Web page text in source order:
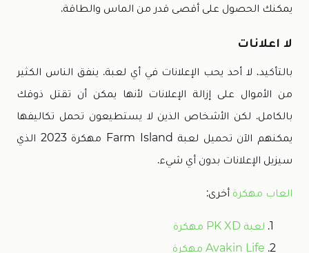
يمكنك الحصول على أقصى قدر من الماس والطاقة.
لا اعلانات
بالتأكيد، لا أحد يحب الإعلانات في أي لعبة. ينفق الناس الكثير
من الأموال على إزالة الإعلانات لأنها يمكن أن تقتل ذوقك
بالكامل. لكن الأشخاص الذين لا يستطيعون تحمل تكاليفها
يمكنهم الآن تحميل لعبة Farm Island مهكرة 2023 الذي
سيزيل الإعلانات بدون أي شيء.
العاب مهكرة أخرى:
لعبة PK XD مهكرة
Avakin Life مهكرة